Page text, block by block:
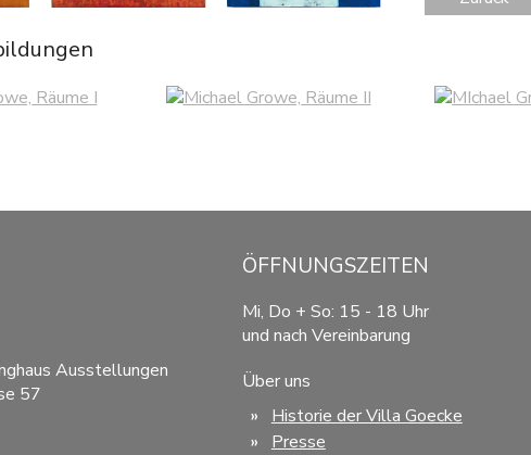
Ausstellungen
57
ÖFFNUNGSZEITEN
Mi, Do + So: 15 - 18 Uhr
und nach Vereinbarung
Über uns
Historie der Villa Goecke
Presse